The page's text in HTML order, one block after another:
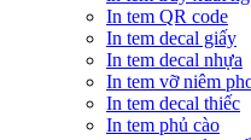
In tem QR code
In tem decal giấy
In tem decal nhựa
In tem vỡ niêm
In tem decal thiếc
In tem phủ cào